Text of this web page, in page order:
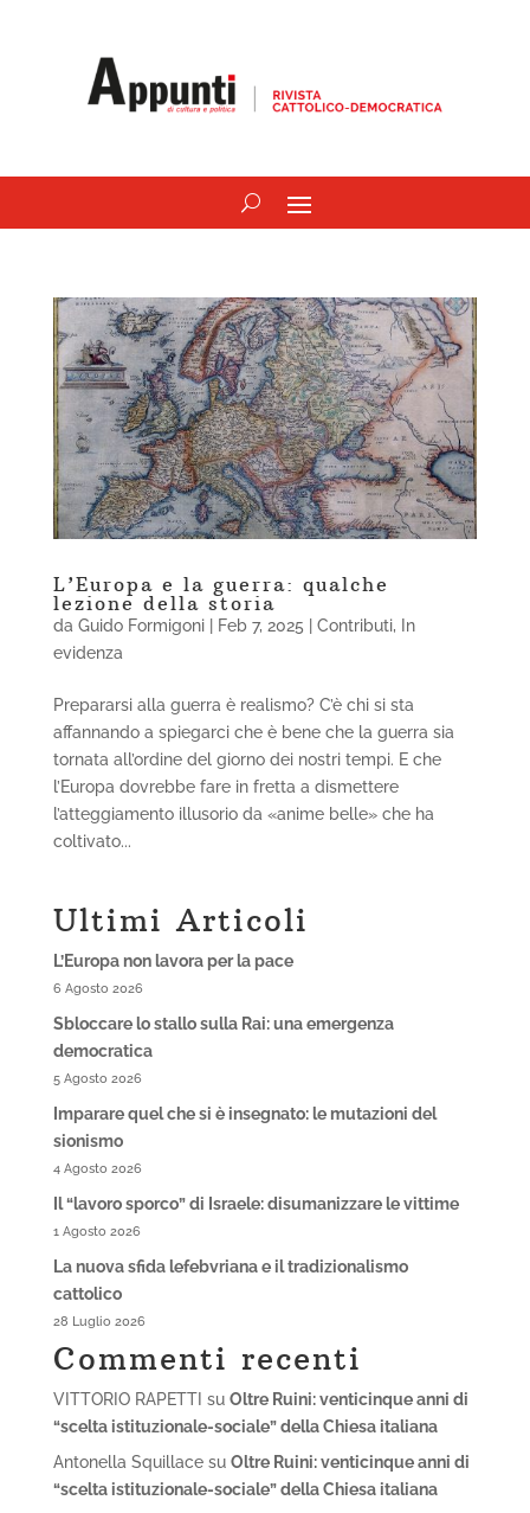
L’Europa e la guerra: qualche
lezione della storia
da Guido Formigoni| Feb 7, 2025 | Contributi, In
evidenza
Prepararsi alla guerra è realismo? C’è chi si sta
affannando a spiegarci che è bene che la guerra sia
tornata all’ordine del giorno dei nostri tempi. E che
l’Europa dovrebbe fare in fretta a dismettere
l’atteggiamento illusorio da «anime belle» che ha
coltivato...
Ultimi Articoli
L’Europa non lavora per la pace
6 Agosto 2026
Sbloccare lo stallo sulla Rai: una emergenza
democratica
5 Agosto 2026
Imparare quel che si è insegnato: le mutazioni del
sionismo
4 Agosto 2026
Il “lavoro sporco” di Israele: disumanizzare le vittime
1 Agosto 2026
La nuova sfida lefebvriana e il tradizionalismo
cattolico
28 Luglio 2026
Commenti recenti
VITTORIO RAPETTI su Oltre Ruini: venticinque anni di
“scelta istituzionale-sociale” della Chiesa italiana
Antonella Squillacesu Oltre Ruini: venticinque anni di
“scelta istituzionale-sociale” della Chiesa italiana